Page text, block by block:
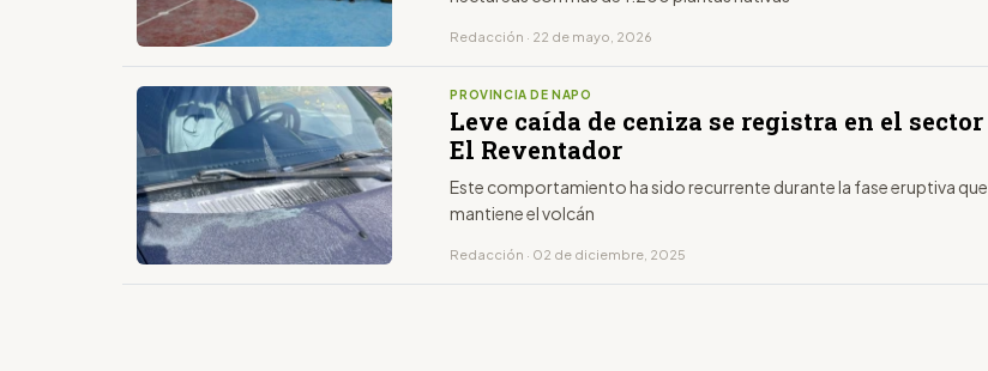
Redacción · 22 de mayo, 2026
PROVINCIA DE NAPO
Leve caída de ceniza se registra en el sector
El Reventador
Este comportamiento ha sido recurrente durante la fase eruptiva que
mantiene el volcán
Redacción · 02 de diciembre, 2025